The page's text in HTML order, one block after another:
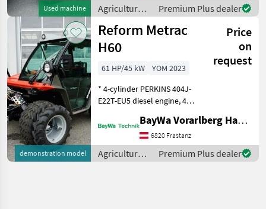
Used machine
equipm
Agricultural
motor
vehicles /
Reform
Premium Plus dealer
demonstration model
Reform Metrac
H60
Price
on
request
61 HP/45 kW
YOM 2023
* 4-cylinder PERKINS 404J-
E22T-EU5 diesel engine, 45
turbocharged and common
rail direct injection, * Diesel
particulate filter (PDF) and
die
BayWa Vorarlberg HandelsGmbH BayWa Technik
6820 Frastanz
Agricultural
motor
Premium Plus dealer